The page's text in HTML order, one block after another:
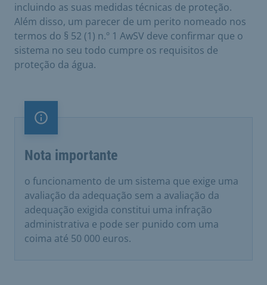
incluindo as suas medidas técnicas de proteção.
Além disso, um parecer de um perito nomeado nos
termos do § 52 (1) n.º 1 AwSV deve confirmar que o
sistema no seu todo cumpre os requisitos de
proteção da água.
Nota importante
Nota importante
o funcionamento de um sistema que exige uma
avaliação da adequação sem a avaliação da
adequação exigida constitui uma infração
administrativa e pode ser punido com uma
coima até 50 000 euros.